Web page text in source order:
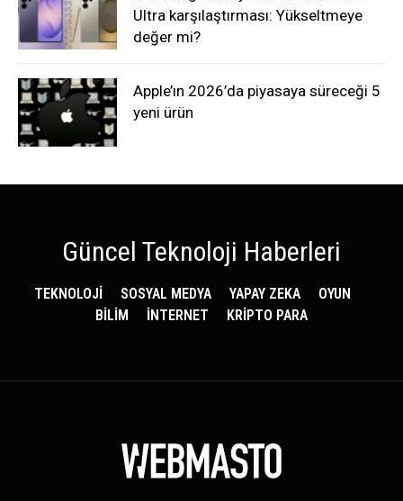
Ultra karşılaştırması: Yükseltmeye
değer mi?
Apple’ın 2026’da piyasaya süreceği 5
yeni ürün
Güncel Teknoloji Haberleri
TEKNOLOJİ SOSYAL MEDYA YAPAY ZEKA
OYUN
BİLİM
İNTERNET KRİPTO PARA